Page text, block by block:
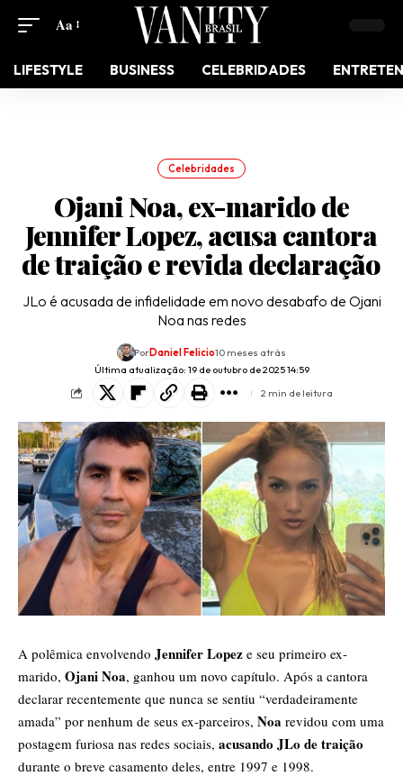
Aa
LIFESTYLE BUSINESS CELEBRIDADES
Celebridades
Ojani Noa, ex-marido de
Jennifer Lopez, acusa cantora
de traição e revida declaração
JLo é acusada de infidelidade em novo desabafo de Ojani
Noa nas redes
Última atualização: 19 de outubro de 2025 14:59
PorDaniel Felicio10 meses atrás
2 min de leitura
A polêmica envolvendo Jennifer Lopez e seu primeiro ex-
marido, Ojani Noa, ganhou um novo capítulo. Após a cantora
declarar recentemente que nunca se sentiu “verdadeiramente
amada” por nenhum de seus ex-parceiros, Noa revidou com uma
postagem furiosa nas redes sociais, acusando JLo de traição
durante o breve casamento deles, entre 1997 e 1998.